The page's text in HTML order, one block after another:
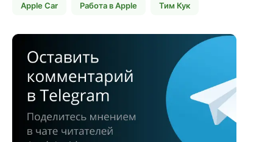
Apple Car Работа в Apple Тим Кук